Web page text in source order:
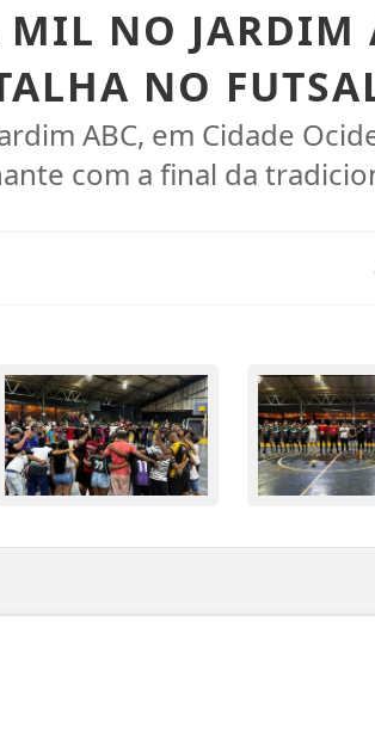
MIL NO JARDIM
NO
ABC, em Cidade
com a final da